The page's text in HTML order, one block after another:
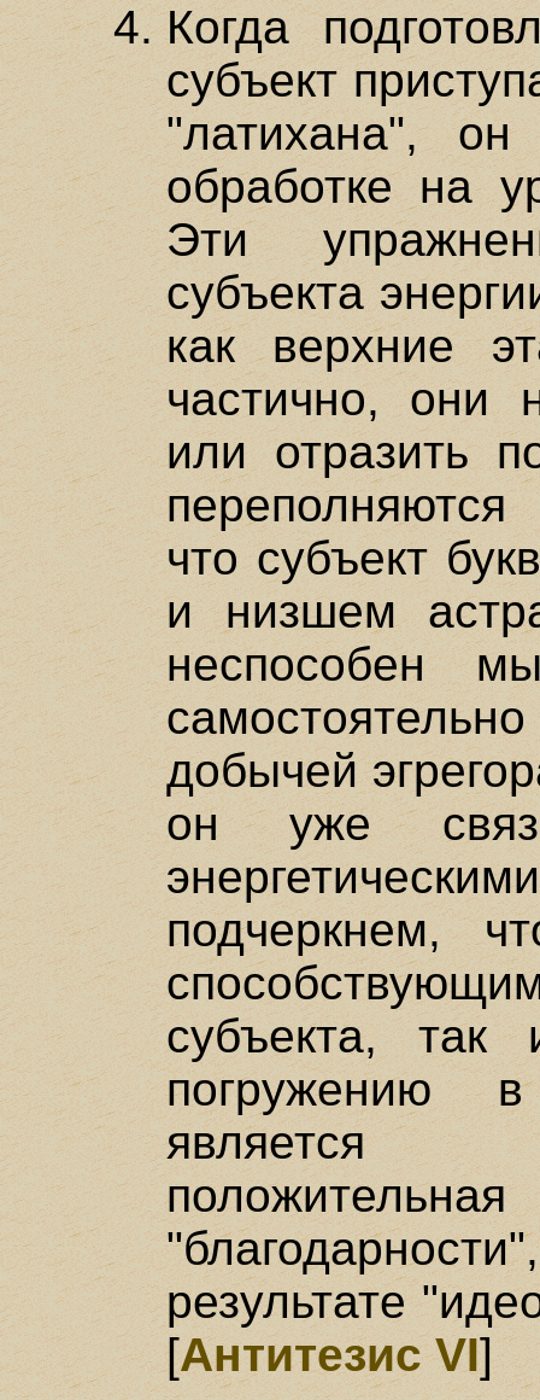
Когда
субъект
"латихана", он
обработке на
Эти
субъекта
как верхние
частично, они
или отразить
что субъект
и низшем
неспособен
добычей
он уже
подчеркнем,
субъекта, так
погружению
является
результате
[Антитезис VI]